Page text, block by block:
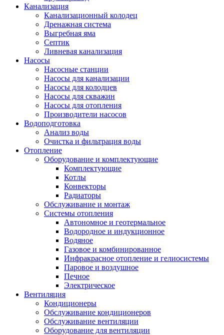
Канализация
Канализационный колодец
Дренажная система
Выгребная яма
Септик
Ливневая канализация
Насосы
Насосные станции
Насосы для канализации
Насосы для колодцев
Насосы для скважин
Насосы для отопления
Производители насосов
Водоподготовка
Анализ воды
Очистка и фильтрация воды
Отопление
Оборудование и комплектующие
Комплектующие
Котлы
Конвекторы
Радиаторы
Обслуживание и монтаж
Системы отопления
Автономное и геотермальное
Водородное и индукционное
Водяное
Газовое и комбинированное
Инфракрасное отопление и гелиосистемы
Паровое и воздушное
Печное
Электрическое
Вентиляция
Кондиционеры
Обслуживание кондиционеров
Обслуживание вентиляции
Оборудование для вентиляции